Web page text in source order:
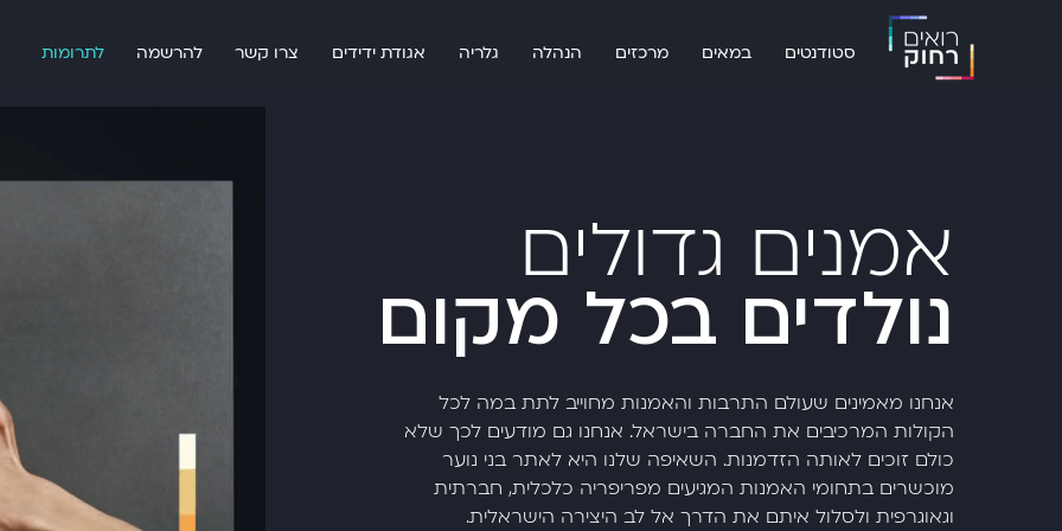
לתרומות סטודנטים במאים מרכזים הנהלה גלריה אגודת ידידים צרו קשר להרשמה
אמנים גדולים
נולדים בכל מקום
אנחנו מאמינים שעולם התרבות והאמנות מחוייב לתת במה לכל
הקולות המרכיבים את החברה בישראל. אנחנו גם מודעים לכך שלא
כולם זוכים לאותה הזדמנות. השאיפה שלנו היא לאתר בני נוער
מוכשרים בתחומי האמנות המגיעים מפריפריה כלכלית, חברתית
וגאוגרפית ולסלול איתם את הדרך אל לב היצירה הישראלית.